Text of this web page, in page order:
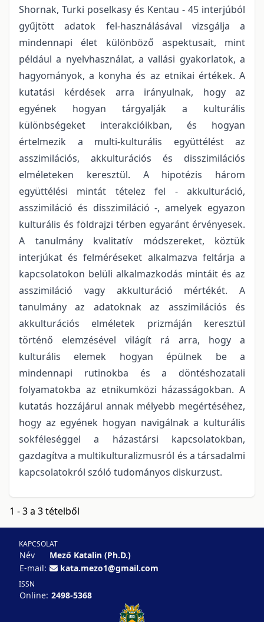
Shornak, Turki poselkasy és Kentau - 45 interjúból
gyűjtött adatok fel-használásával vizsgálja a
mindennapi élet különböző aspektusait, mint
például a nyelvhasználat, a vallási gyakorlatok, a
hagyományok, a konyha és az etnikai értékek. A
kutatási kérdések arra irányulnak, hogy az
egyének hogyan tárgyalják a kulturális
különbségeket interakcióikban, és hogyan
értelmezik a multi-kulturális együttélést az
asszimilációs, akkulturációs és disszimilációs
elméleteken keresztül. A hipotézis három
együttélési mintát tételez fel - akkulturáció,
asszimiláció és disszimiláció -, amelyek egyazon
kulturális és földrajzi térben egyaránt érvényesek.
A tanulmány kvalitatív módszereket, köztük
interjúkat és felméréseket alkalmazva feltárja a
kapcsolatokon belüli alkalmazkodás mintáit és az
asszimiláció vagy akkulturáció mértékét. A
tanulmány az adatoknak az asszimilációs és
akkulturációs elméletek prizmáján keresztül
történő elemzésével világít rá arra, hogy a
kulturális elemek hogyan épülnek be a
mindennapi rutinokba és a döntéshozatali
folyamatokba az etnikumközi házasságokban. A
kutatás hozzájárul annak mélyebb megértéséhez,
hogy az egyének hogyan navigálnak a kulturális
sokféleséggel a házastársi kapcsolatokban,
gazdagítva a multikulturalizmusról és a társadalmi
kapcsolatokról szóló tudományos diskurzust.
1 - 3 a 3 tételből
KAPCSOLAT
Név
Mező Katalin (Ph.D.)
E-mail:
kata.mezo1@gmail.com
ISSN
Online: 2498-5368